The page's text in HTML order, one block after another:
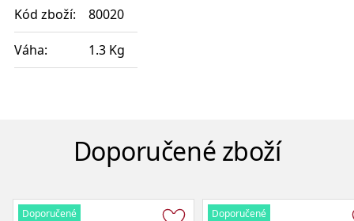
Kód zboží: 80020
Váha: 1.3 Kg
Doporučené zboží
Doporučené Doporučené